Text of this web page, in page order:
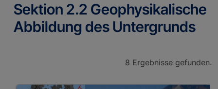
Sektion 2.2 Geophysikalische
Abbildung des Untergrunds
8 Ergebnisse gefunden.